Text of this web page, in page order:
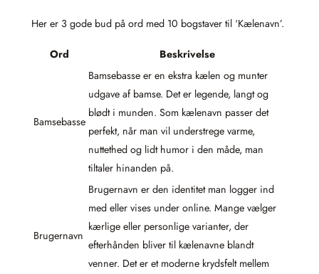
Her er 3 gode bud på ord med 10 bogstaver til ‘Kælenavn’.
Ord Beskrivelse
Bamsebasse
Bamsebasse er en ekstra kælen og munter
udgave af bamse. Det er legende, langt og
blødt i munden. Som kælenavn passer det
perfekt, når man vil understrege varme,
nuttethed og lidt humor i den måde, man
tiltaler hinanden på.
Brugernavn
Brugernavn er den identitet man logger ind
med eller vises under online. Mange vælger
kærlige eller personlige varianter, der
efterhånden bliver til kælenavne blandt
venner. Det er et moderne krydsfelt mellem